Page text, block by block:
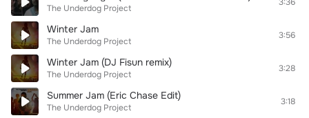
The Underdog Project
Winter Jam
The Underdog Project
3:56
Winter Jam (DJ Fisun remix)
The Underdog Project
3:28
Summer Jam (Eric Chase Edit)
The Underdog Project
3:18